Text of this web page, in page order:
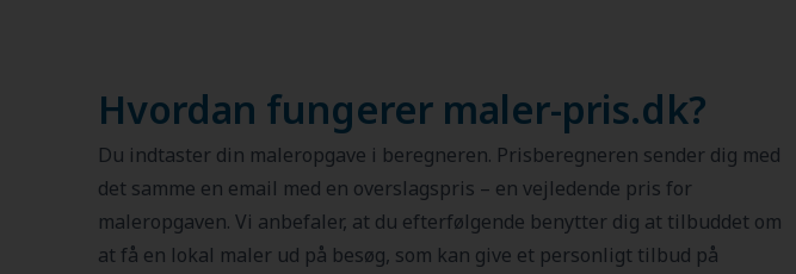
Hvordan fungerer maler-pris.dk?
Du indtaster din maleropgave i beregneren. Prisberegneren sender dig med
det samme en email med en overslagspris – en vejledende pris for
maleropgaven. Vi anbefaler, at du efterfølgende benytter dig at tilbuddet om
at få en lokal maler ud på besøg, som kan give et personligt tilbud på